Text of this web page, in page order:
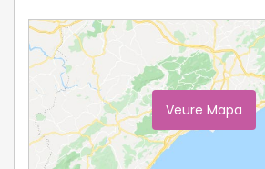
Veure Mapa